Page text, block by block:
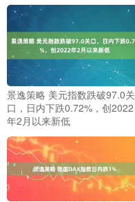
景逸策略 美元指数跌破97.0关
口，日内下跌0.72%，创2022
年2月以来新低